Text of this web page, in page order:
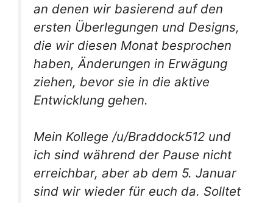
an denen wir basierend auf den
ersten Überlegungen und Designs,
die wir diesen Monat besprochen
haben, Änderungen in Erwägung
ziehen, bevor sie in die aktive
Entwicklung gehen.
Mein Kollege /u/Braddock512 und
ich sind während der Pause nicht
erreichbar, aber ab dem 5. Januar
sind wir wieder für euch da. Solltet